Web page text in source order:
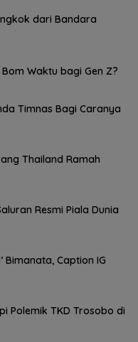
dari Bandara
Waktu bagi Gen Z?
Timnas Bagi Caranya
Thailand Ramah
Resmi Piala Dunia
Bimanata, Caption IG
Polemik TKD Trosobo di